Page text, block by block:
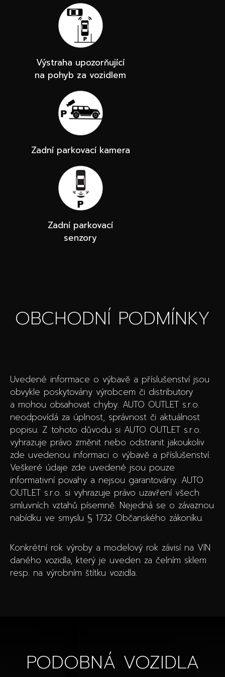
Výstraha upozorňující
na pohyb za vozidlem
Zadní parkovací kamera
Zadní parkovací
senzory
OBCHODNÍ PODMÍNKY
Uvedené informace o výbavě a příslušenství jsou
obvykle poskytovány výrobcem či distributory
a mohou obsahovat chyby. AUTO OUTLET s.r.o.
neodpovídá za úplnost, správnost či aktuálnost
popisu. Z tohoto důvodu si AUTO OUTLET s.r.o.
vyhrazuje právo změnit nebo odstranit jakoukoliv
zde uvedenou informaci o výbavě a příslušenství.
Veškeré údaje zde uvedené jsou pouze
informativní povahy a nejsou garantovány. AUTO
OUTLET s.r.o. si vyhrazuje právo uzavření všech
smluvních vztahů písemně. Nejedná se o závaznou
nabídku ve smyslu § 1732 Občanského zákoníku.
Konkrétní rok výroby a modelový rok závisí na VIN
daného vozidla, který je uveden za čelním sklem
resp. na výrobním štítku vozidla.
PODOBNÁ VOZIDLA